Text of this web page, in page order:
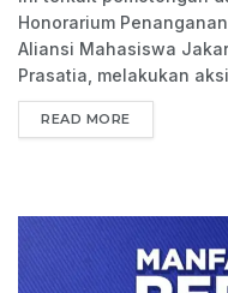
Honorarium
Aliansi Mahasiswa
Prasatia, melakukan
READ MORE